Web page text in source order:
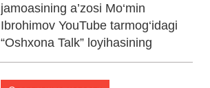
jamoasining a’zosi Mo‘min
Ibrohimov YouTube tarmog‘idagi
“Oshxona Talk” loyihasining
mehmoni bo‘ldi. Oshxonada
noodatiy...